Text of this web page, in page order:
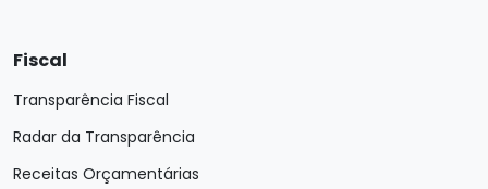
Fiscal
Transparência Fiscal
Radar da Transparência
Receitas Orçamentárias